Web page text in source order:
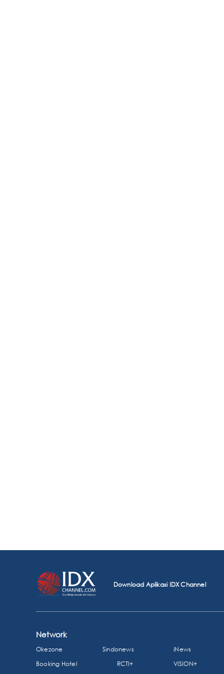
Download Aplikasi IDX Channel
Network
Okezone Sindonews iNews
Booking Hotel
RCTI+ VISION+